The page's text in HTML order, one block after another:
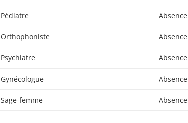
Pédiatre
Orthophoniste
Psychiatre
Gynécologue
Sage-femme